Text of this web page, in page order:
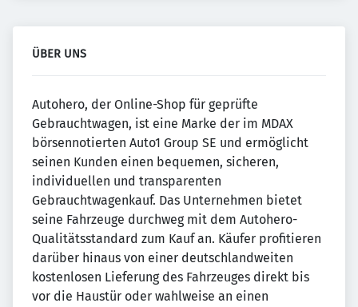
ÜBER UNS
Autohero, der Online-Shop für geprüfte
Gebrauchtwagen, ist eine Marke der im MDAX
börsennotierten Auto1 Group SE und ermöglicht
seinen Kunden einen bequemen, sicheren,
individuellen und transparenten
Gebrauchtwagenkauf. Das Unternehmen bietet
seine Fahrzeuge durchweg mit dem Autohero-
Qualitätsstandard zum Kauf an. Käufer profitieren
darüber hinaus von einer deutschlandweiten
kostenlosen Lieferung des Fahrzeuges direkt bis
vor die Haustür oder wahlweise an einen